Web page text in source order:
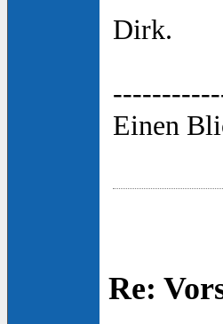
Dirk.
Einen
Re: